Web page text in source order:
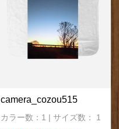
camera_cozou515
カラー数：1 | サイズ数： 1